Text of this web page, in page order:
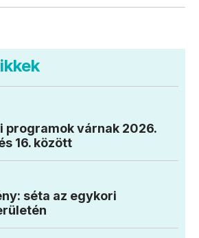
programok várnak 2026.
16. között
séta az egykori